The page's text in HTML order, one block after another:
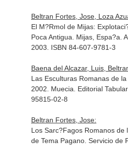
Beltran Fortes, Jose, Loza
El M?Rmol de Mijas:
Poca Antigua. Mijas, Espa?a.
2003. ISBN 84-607-9781-3
Baena del Alcazar, Luis,
Las Esculturas Romanas de
2002. Muecia. Editorial
95815-02-8
Beltran Fortes, Jose:
Los Sarc?Fagos Romanos de
de Tema Pagano. Servicio de